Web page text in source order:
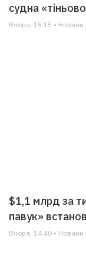
судна
Вчора, 15:15 •
$1,1 млрд за
павук»
Вчора, 14:40 • Новини